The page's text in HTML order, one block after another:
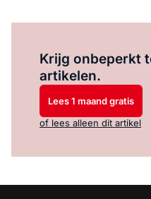
Krijg onbeperkt
artikelen.
Lees 1 maand gratis
of lees alleen dit artikel